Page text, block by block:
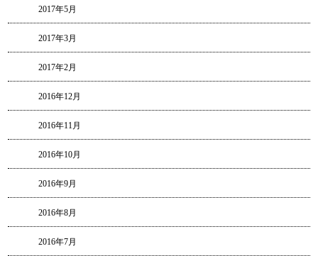
2017年5月
2017年3月
2017年2月
2016年12月
2016年11月
2016年10月
2016年9月
2016年8月
2016年7月